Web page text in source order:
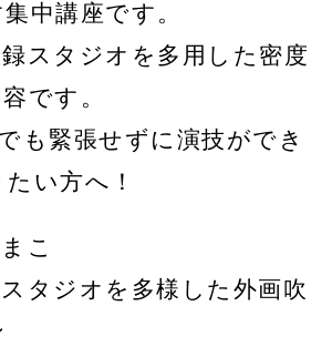
中講座です。
スタジオを多用した密度
です。
も緊張せずに演技ができ
い方へ！
こ
スタジオを多様した外画吹